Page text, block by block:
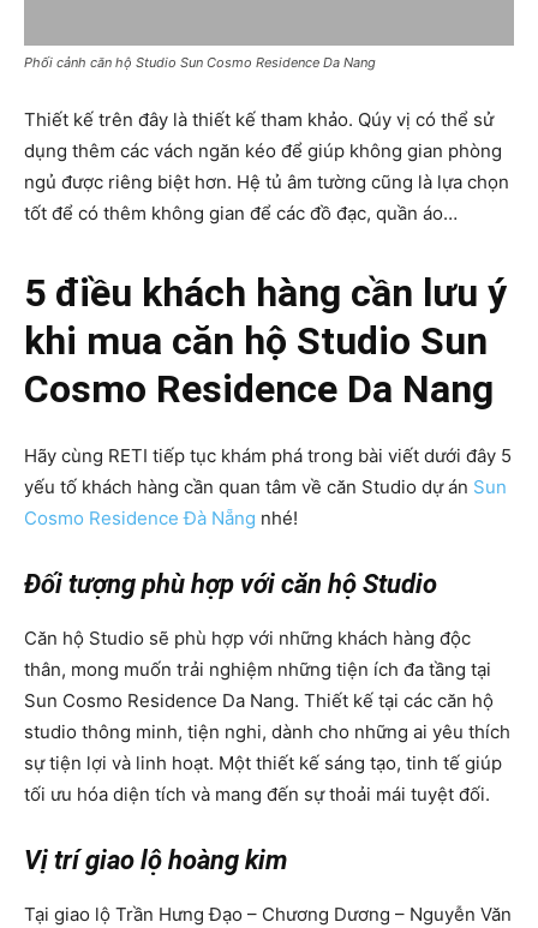
Phối cảnh căn hộ Studio Sun Cosmo Residence Da Nang
Thiết kế trên đây là thiết kế tham khảo. Qúy vị có thể sử
dụng thêm các vách ngăn kéo để giúp không gian phòng
ngủ được riêng biệt hơn. Hệ tủ âm tường cũng là lựa chọn
tốt để có thêm không gian để các đồ đạc, quần áo…
5 điều khách hàng cần lưu ý
khi mua căn hộ Studio Sun
Cosmo Residence Da Nang
Hãy cùng RETI tiếp tục khám phá trong bài viết dưới đây 5
yếu tố khách hàng cần quan tâm về căn Studio dự án Sun
Cosmo Residence Đà Nẵng nhé!
Đối tượng phù hợp với căn hộ Studio
Căn hộ Studio sẽ phù hợp với những khách hàng độc
thân, mong muốn trải nghiệm những tiện ích đa tầng tại
Sun Cosmo Residence Da Nang. Thiết kế tại các căn hộ
studio thông minh, tiện nghi, dành cho những ai yêu thích
sự tiện lợi và linh hoạt. Một thiết kế sáng tạo, tinh tế giúp
tối ưu hóa diện tích và mang đến sự thoải mái tuyệt đối.
Vị trí giao lộ hoàng kim
Tại giao lộ Trần Hưng Đạo – Chương Dương – Nguyễn Văn